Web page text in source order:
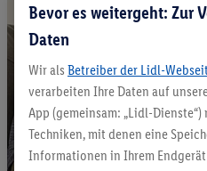
Bevor es weitergeht: Zur
Daten
Wir als Betreiber der Lidl-
verarbeiten Ihre Daten auf
App (gemeinsam: „Lidl-
Techniken, mit denen eine
Informationen in Ihrem